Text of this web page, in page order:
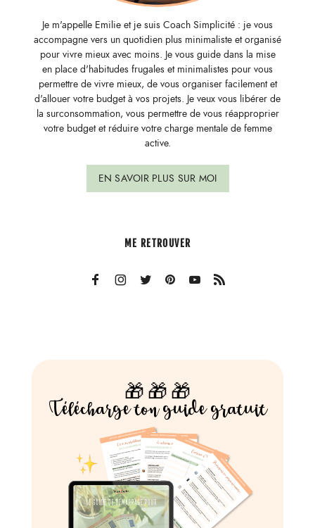
Je m'appelle Emilie et je suis Coach Simplicité : je vous
accompagne vers un quotidien plus minimaliste et organisé
pour vivre mieux avec moins. Je vous guide dans la mise
en place d'habitudes frugales et minimalistes pour vous
permettre de vivre mieux, de vous organiser facilement et
d'allouer votre budget à vos projets. Je veux vous libérer de
la surconsommation, vous permettre de vous réapproprier
votre budget et réduire votre charge mentale de femme
active.
EN SAVOIR PLUS SUR MOI
ME RETROUVER